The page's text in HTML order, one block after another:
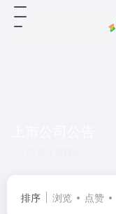
排序 浏览 点赞